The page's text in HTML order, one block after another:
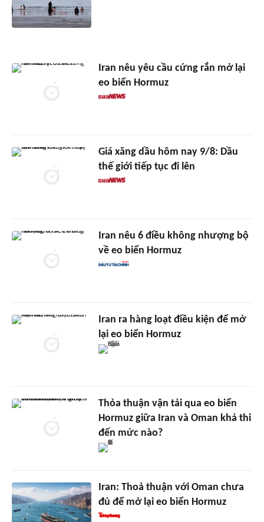
Iran nêu yêu cầu cứng rắn mở lại
eo biển Hormuz
Giá xăng dầu hôm nay 9/8: Dầu
thế giới tiếp tục đi lên
Iran nêu 6 điều không nhượng bộ
về eo biển Hormuz
Iran ra hàng loạt điều kiện để mở
lại eo biển Hormuz
Thỏa thuận vận tải qua eo biển
Hormuz giữa Iran và Oman khả thi
đến mức nào?
Iran: Thoả thuận với Oman chưa
đủ để mở lại eo biển Hormuz